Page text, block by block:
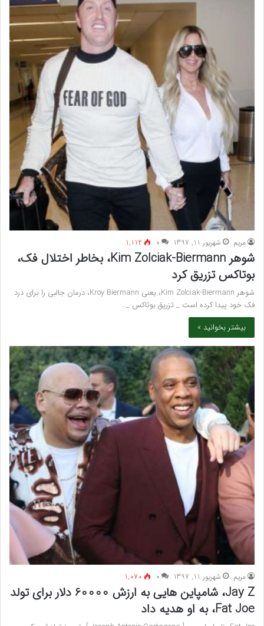
مريم شهریور 11, 1397 ۰ 1,112
شوهر Kim Zolciak-Biermann، بخاطر اختلال فک،
بوتاکس تزریق کرد
شوهر Kim Zolciak-Biermann، یعنی Kroy Biermann، درمان جالبی را برای درد
فک خود پیدا کرده است _ تزریق بوتاکس _…
بیشتر بخوانید »
مريم شهریور 11, 1397 ۰ 1,070
Jay Z، شامپاین هایی به ارزش 60000 دلار برای تولد
Fat Joe، به او هدیه داد